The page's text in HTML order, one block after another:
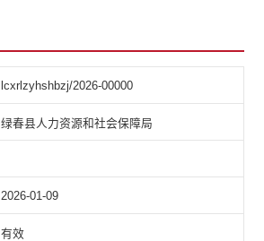
lcxrlzyhshbzj/2026-00000
绿春县人力资源和社会保障局
2026-01-09
有效